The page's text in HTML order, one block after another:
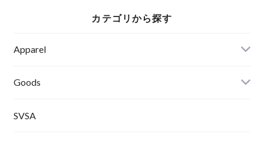
カテゴリから探す
Apparel
Tシャツ
Goods
SVSA